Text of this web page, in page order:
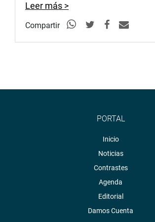
Leer más >
Compartir
PORTAL
Inicio
Noticias
Contrastes
Agenda
Editorial
Damos Cuenta